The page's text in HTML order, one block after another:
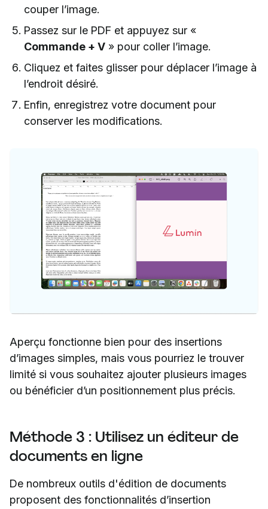
couper l’image.
Passez sur le PDF et appuyez sur «
Commande + V » pour coller l’image.
Cliquez et faites glisser pour déplacer l’image à
l’endroit désiré.
Enfin, enregistrez votre document pour
conserver les modifications.
Aperçu fonctionne bien pour des insertions
d’images simples, mais vous pourriez le trouver
limité si vous souhaitez ajouter plusieurs images
ou bénéficier d’un positionnement plus précis.
Méthode 3 : Utilisez un éditeur de
documents en ligne
De nombreux outils d'édition de documents
proposent des fonctionnalités d’insertion